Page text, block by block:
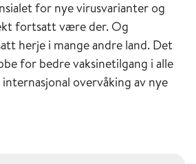
for nye virusvarianter og
fortsatt være der. Og
herje i mange andre land. Det
for bedre vaksinetilgang i alle
overvåking av nye